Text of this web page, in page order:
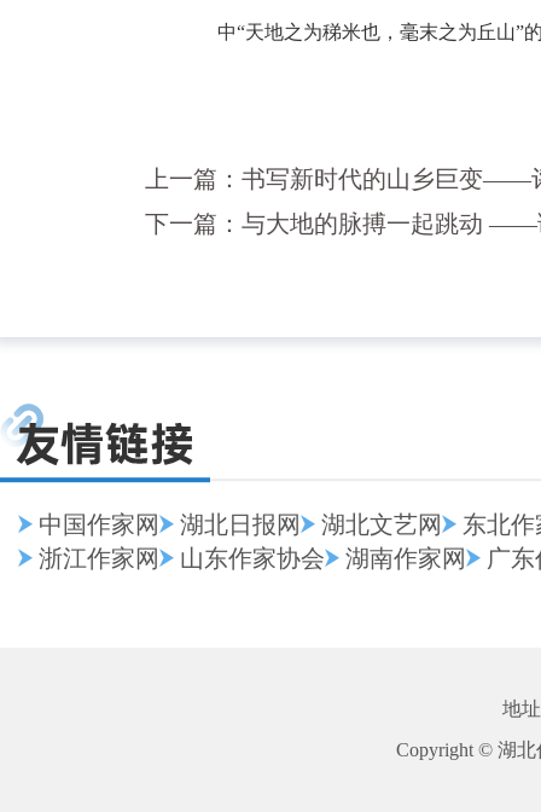
中“天地之为稊米也，毫末之为丘山”
上一篇： 书写新时代的山乡巨变——
下一篇： 与大地的脉搏一起跳动 ——
中国作家网 湖北日报网 湖北文艺网
东北作
浙江作家网
山东作家协会 湖南作家网 广
地
Copyright © 湖北